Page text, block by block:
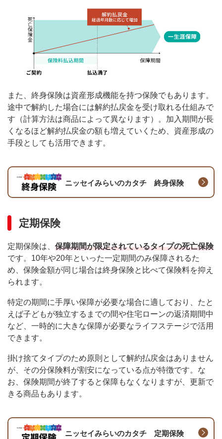
また、終身保険は資産形成機能を持つ保険でもあります。
途中で解約した場合には解約払戻金を受け取れる仕組みで
す（計算方法は商品によって異なります）。加入期間が長
くなるほど解約払戻金の額も増えていくため、資産形成の
手段としても活用できます。
ニッセイみらいのカタチ 終身保険
定期保険
定期保険は、 保障期間が限定されているタイプの死亡保険
です。10年や20年といった一定期間のみ保障されるた
め、保険金額が同じ場合は終身保険と比べて保険料を抑え
られます。
特定の期間に手厚い保障が必要な場合に適しており、たと
えば子どもが独立するまでの間や住宅ローンの返済期間中
など、一時的に大きな保障が必要なライフステージで活用
できます。
掛け捨てタイプのため原則として解約払戻金はありません
が、その分保険料が割安になっている点が特徴です。な
お、保険期間が終了すると保障もなくなりますが、更新で
きる商品もあります。
ニッセイみらいのカタチ 定期保険